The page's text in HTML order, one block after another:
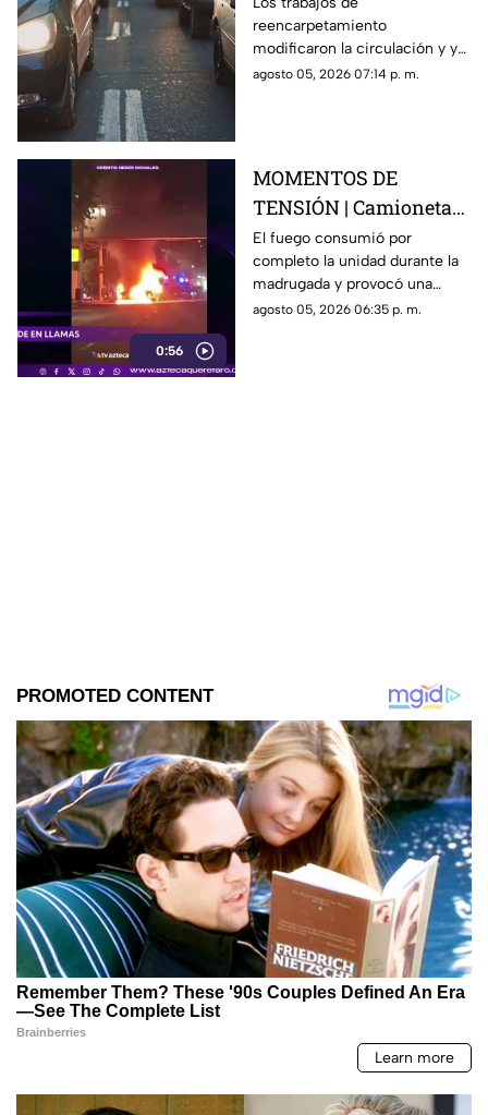
esta es la zona afectada
reencarpetamiento
modificaron la circulación y ya
generan carga vehicular en el
agosto 05, 2026 07:14 p. m.
0:56
MOMENTOS DE
TENSIÓN | Camioneta
termina calcinada
sobre avenida
Constituyentes; así se
vivió el momento
El fuego consumió por
completo la unidad durante la
madrugada y provocó una
intensa movilización en una de
agosto 05, 2026 06:35 p. m.